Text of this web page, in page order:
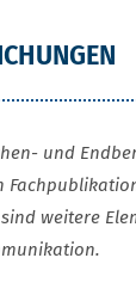
und
weitere